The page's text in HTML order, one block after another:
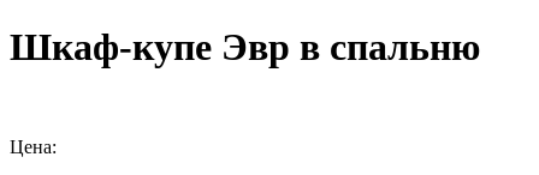
Шкаф-купе Эвр в спальню
Цена: